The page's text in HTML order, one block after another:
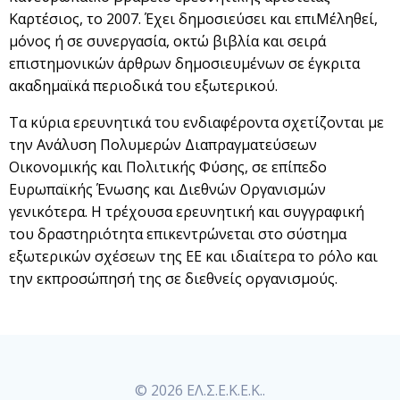
Καρτέσιος, το 2007. Έχει δημοσιεύσει και επιΜέληθεί,
μόνος ή σε συνεργασία, οκτώ βιβλία και σειρά
επιστημονικών άρθρων δημοσιευμένων σε έγκριτα
ακαδημαϊκά περιοδικά του εξωτερικού.
Τα κύρια ερευνητικά του ενδιαφέροντα σχετίζονται με
την Ανάλυση Πολυμερών Διαπραγματεύσεων
Οικονομικής και Πολιτικής Φύσης, σε επίπεδο
Ευρωπαϊκής Ένωσης και Διεθνών Οργανισμών
γενικότερα. Η τρέχουσα ερευνητική και συγγραφική
του δραστηριότητα επικεντρώνεται στο σύστημα
εξωτερικών σχέσεων της ΕΕ και ιδιαίτερα το ρόλο και
την εκπροσώπησή της σε διεθνείς οργανισμούς.
© 2026 ΕΛ.Σ.Ε.Κ.Ε.Κ..